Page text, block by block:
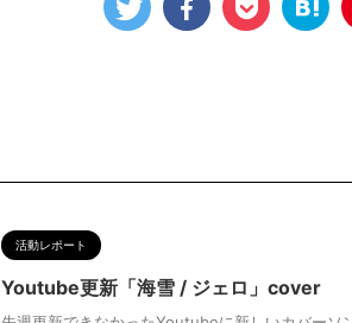
活動レポート
Youtube更新「海雪 / ジェロ」cover